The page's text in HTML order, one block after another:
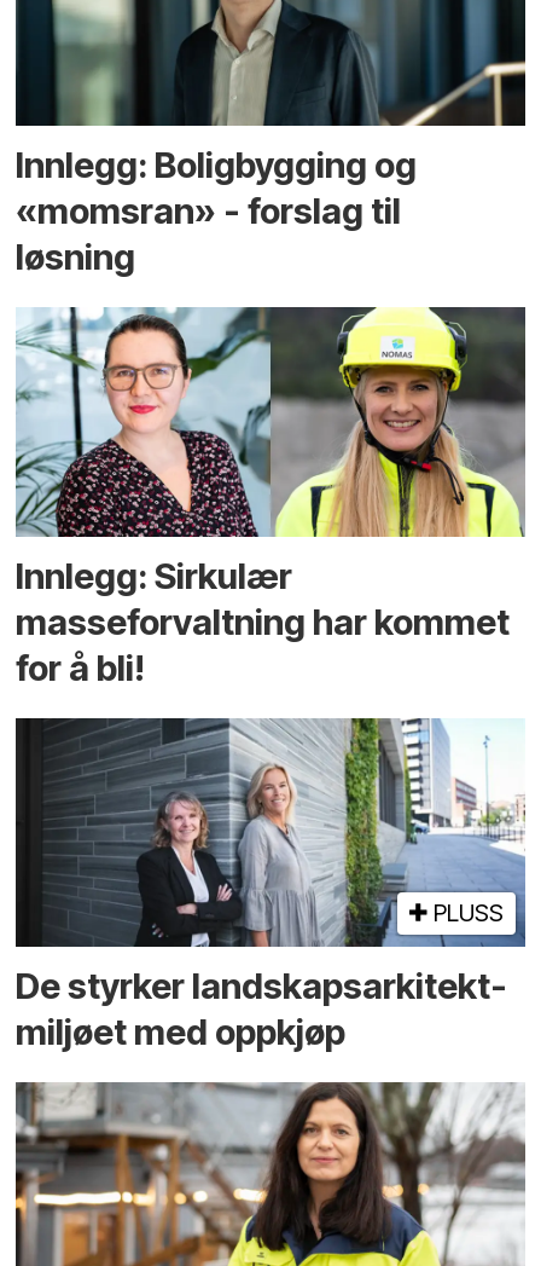
Innlegg: Boligbygging og
«momsran» - forslag til
løsning
Innlegg: Sirkulær
masseforvaltning har kommet
for å bli!
PLUSS
De styrker landskaps­arkitekt­
miljøet med oppkjøp